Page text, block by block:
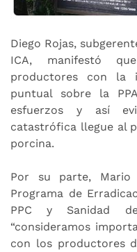
Diego Rojas,
ICA, manifestó
productores con la
puntual sobre la
esfuerzos y así
catastrófica llegue al
porcina.
Por su parte, Mario
Programa de
PPC y Sanidad
“consideramos
con los productores